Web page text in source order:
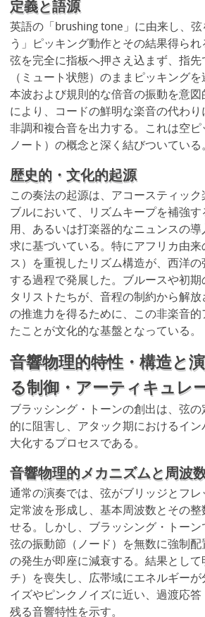
定義と語源
英語の「brushing tone」に由来し、
う」ピッキング動作とその結果得られ
弦を完全に指板へ押さえ込まず、指
（ミュート状態）のままピッキング
本波および規則的な倍音の振動を意
により、コードの鮮明な楽音の代わ
非調和複合音を出力する。これは空ピ
ノート）の概念と深く結びついている
歴史的・文化的起源
この奏法の起源は、アコースティッ
ブルにおいて、リズムキープを補強
用、あるいは打楽器的なニュンスの
求に基づいている。特にアフリカ由
ス）を重視したリズム構造が、西洋
する過程で発展した。ブルースや初期
タリストたちが、音程の制約から解
の推進力を得るために、この非楽音的
たことが文化的な基盤となっている。
音響物理的特性・構造と
る制御・アーティキュレ
ブラッシング・トーンの創出は、弦
的に阻害し、アタック期におけるイ
大化するプロセスである。
音響物理的メカニズムと周波
通常の演奏では、弦がブリッジとフ
定常波を形成し、基本周波数とその整
せる。しかし、ブラッシング・トー
弦の振動節（ノード）を無数に強制
の発生が即座に減衰する。結果として
チ）を喪失し、広帯域にエネルギーが
イズやピンクノイズに近い、過渡応
残る音響特性を示す。